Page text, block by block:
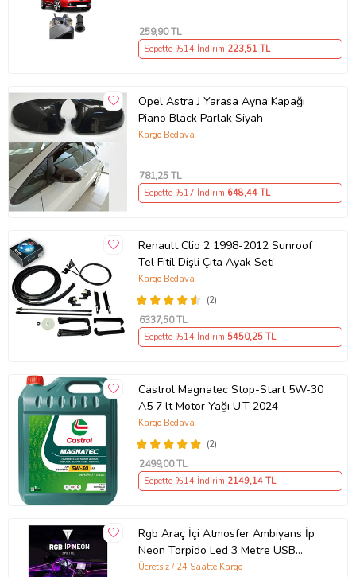
259,90 TL
Sepette %14 İndirim 223,51 TL
Opel Astra J Yarasa Ayna Kapağı
Piano Black Parlak Siyah
Kargo Bedava
781,25 TL
Sepette %17 İndirim 648,44 TL
Renault Clio 2 1998-2012 Sunroof
Tel Fitil Dişli Çıta Ayak Seti
(2)
Kargo Bedava
6337,50 TL
Sepette %14 İndirim 5450,25 TL
Castrol Magnatec Stop-Start 5W-30
A5 7 lt Motor Yağı Ü.T 2024
(2)
Kargo Bedava
2499,00 TL
Sepette %14 İndirim 2149,14 TL
Rgb Araç İçi Atmosfer Ambiyans İp
Neon Torpido Led 3 Metre USB
Girişli
Ücretsiz / 24 Saatte Kargo